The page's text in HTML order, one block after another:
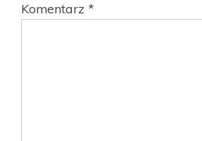
Komentarz *